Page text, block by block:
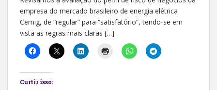
empresa do mercado brasileiro de energia elétrica
Cemig, de “regular” para “satisfatório”, tendo-se em
vista as regras mais claras […]
Curtir isso: